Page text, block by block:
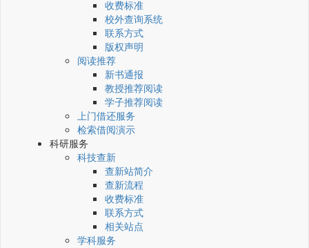
收费标准
校外查询系统
联系方式
版权声明
阅读推荐
新书通报
教授推荐阅读
学子推荐阅读
上门借还服务
检索借阅演示
科研服务
科技查新
查新站简介
查新流程
收费标准
联系方式
相关站点
学科服务